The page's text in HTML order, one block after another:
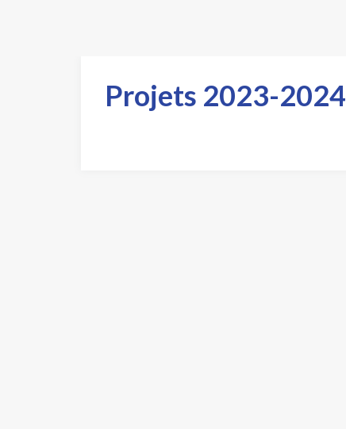
Projets 2023-2024